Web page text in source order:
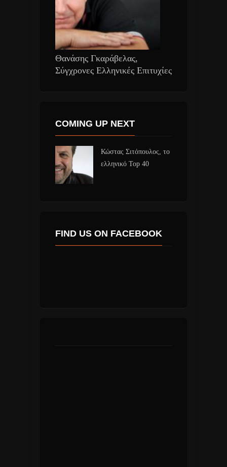
Θανάσης Γκαράβελας,
Σύγχρονες Ελληνικές Επιτυχίες
COMING UP NEXT
Κώστας Σιτόπουλος, το
ελληνικό Top 40
FIND US ON FACEBOOK